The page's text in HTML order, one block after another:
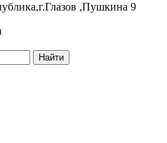
,Пушкина 9
Найти